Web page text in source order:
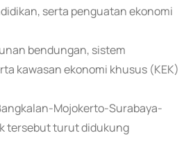
serta penguatan ekonomi
bendungan, sistem
kawasan ekonomi khusus (KEK)
Mojokerto-Surabaya-
tersebut turut didukung